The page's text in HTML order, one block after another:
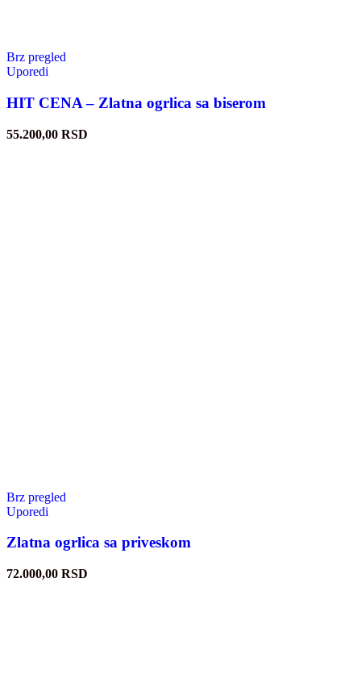
Brz pregled
Uporedi
HIT CENA – Zlatna ogrlica sa biserom
55.200,00 RSD
Brz pregled
Uporedi
Zlatna ogrlica sa priveskom
72.000,00 RSD